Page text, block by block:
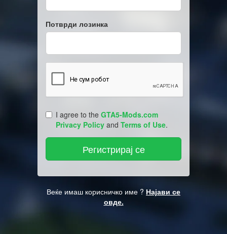
Потврди лозинка
I agree to the GTA5-Mods.com
Privacy Policy and Terms of Use.
Веќе имаш корисничко име ? Најави се
овде.